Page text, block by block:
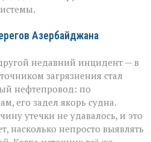
Азербайджана
недавний инцидент — в
загрязнения стал
нефтепровод: по
его задел якорь судна.
утечки не удавалось, и это
насколько непросто выявлять